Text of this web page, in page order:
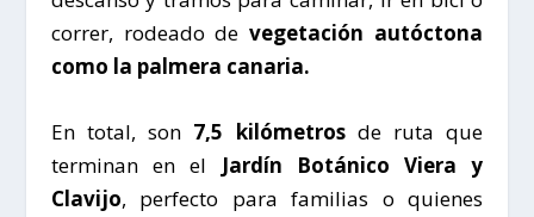
correr, rodeado devegetación autóctona
como la palmera canaria.
En total, son 7,5 kilómetrosde ruta que
terminan en el
Jardín Botánico Viera y
Clavijo, perfecto para familias o quienes